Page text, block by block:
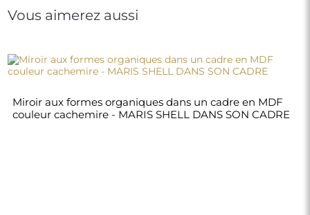
Vous aimerez aussi
Miroir aux formes organiques dans un cadre en MDF
couleur cachemire - MARIS SHELL DANS SON CADRE